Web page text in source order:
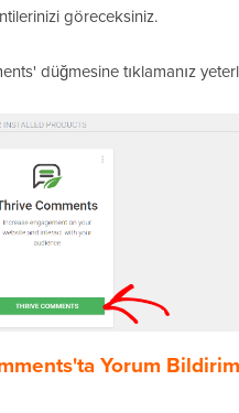
göreceksiniz.
düğmesine tıklamanız
Yorum